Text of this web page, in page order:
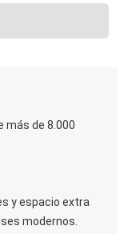
más de 8.000
y espacio extra
modernos.